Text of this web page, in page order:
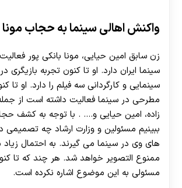
واکنش اهالی سینما به حجاب مونا
زن سابق امین حیایی، مونا بانکی پور
سینما ایران دارد. او تا کنون تجربه بازیگری
سینمایی و کارگردانی سه فیلم را دارد. او تا
مطرحی در سینما فعالیت داشته است از
زاده، امین حیایی و…. . با توجه به کشف
ببینیم مسئولین و وزارت ارشاد چه تصمیمی
های وی در سینما می گیرند. به احتمال زیاد
ممنوع التصویر خواهد شد. هر چند که تا
مسئولی به این موضوع اشاره نکرده است.